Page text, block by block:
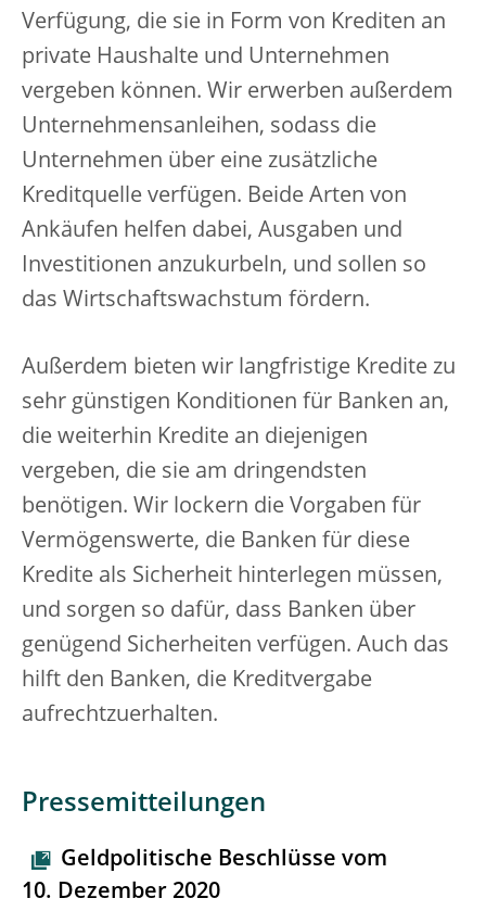
Verfügung, die sie in Form von Krediten an
private Haushalte und Unternehmen
vergeben können. Wir erwerben außerdem
Unternehmensanleihen, sodass die
Unternehmen über eine zusätzliche
Kreditquelle verfügen. Beide Arten von
Ankäufen helfen dabei, Ausgaben und
Investitionen anzukurbeln, und sollen so
das Wirtschaftswachstum fördern.
Außerdem bieten wir langfristige Kredite zu
sehr günstigen Konditionen für Banken an,
die weiterhin Kredite an diejenigen
vergeben, die sie am dringendsten
benötigen. Wir lockern die Vorgaben für
Vermögenswerte, die Banken für diese
Kredite als Sicherheit hinterlegen müssen,
und sorgen so dafür, dass Banken über
genügend Sicherheiten verfügen. Auch das
hilft den Banken, die Kreditvergabe
aufrechtzuerhalten.
Pressemitteilungen
Geldpolitische Beschlüsse vom
10. Dezember 2020